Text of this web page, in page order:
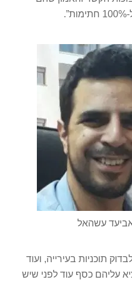
עשהאל
תוכניות בעירייה, ועוד
עליהם כסף עוד לפני שיש